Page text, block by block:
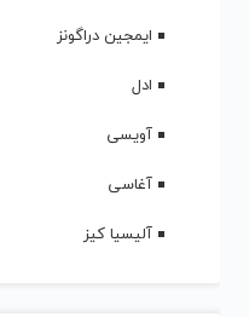
ایمجین دراگونز
ادل
آویسی
آغاسی
آلیسیا کیز